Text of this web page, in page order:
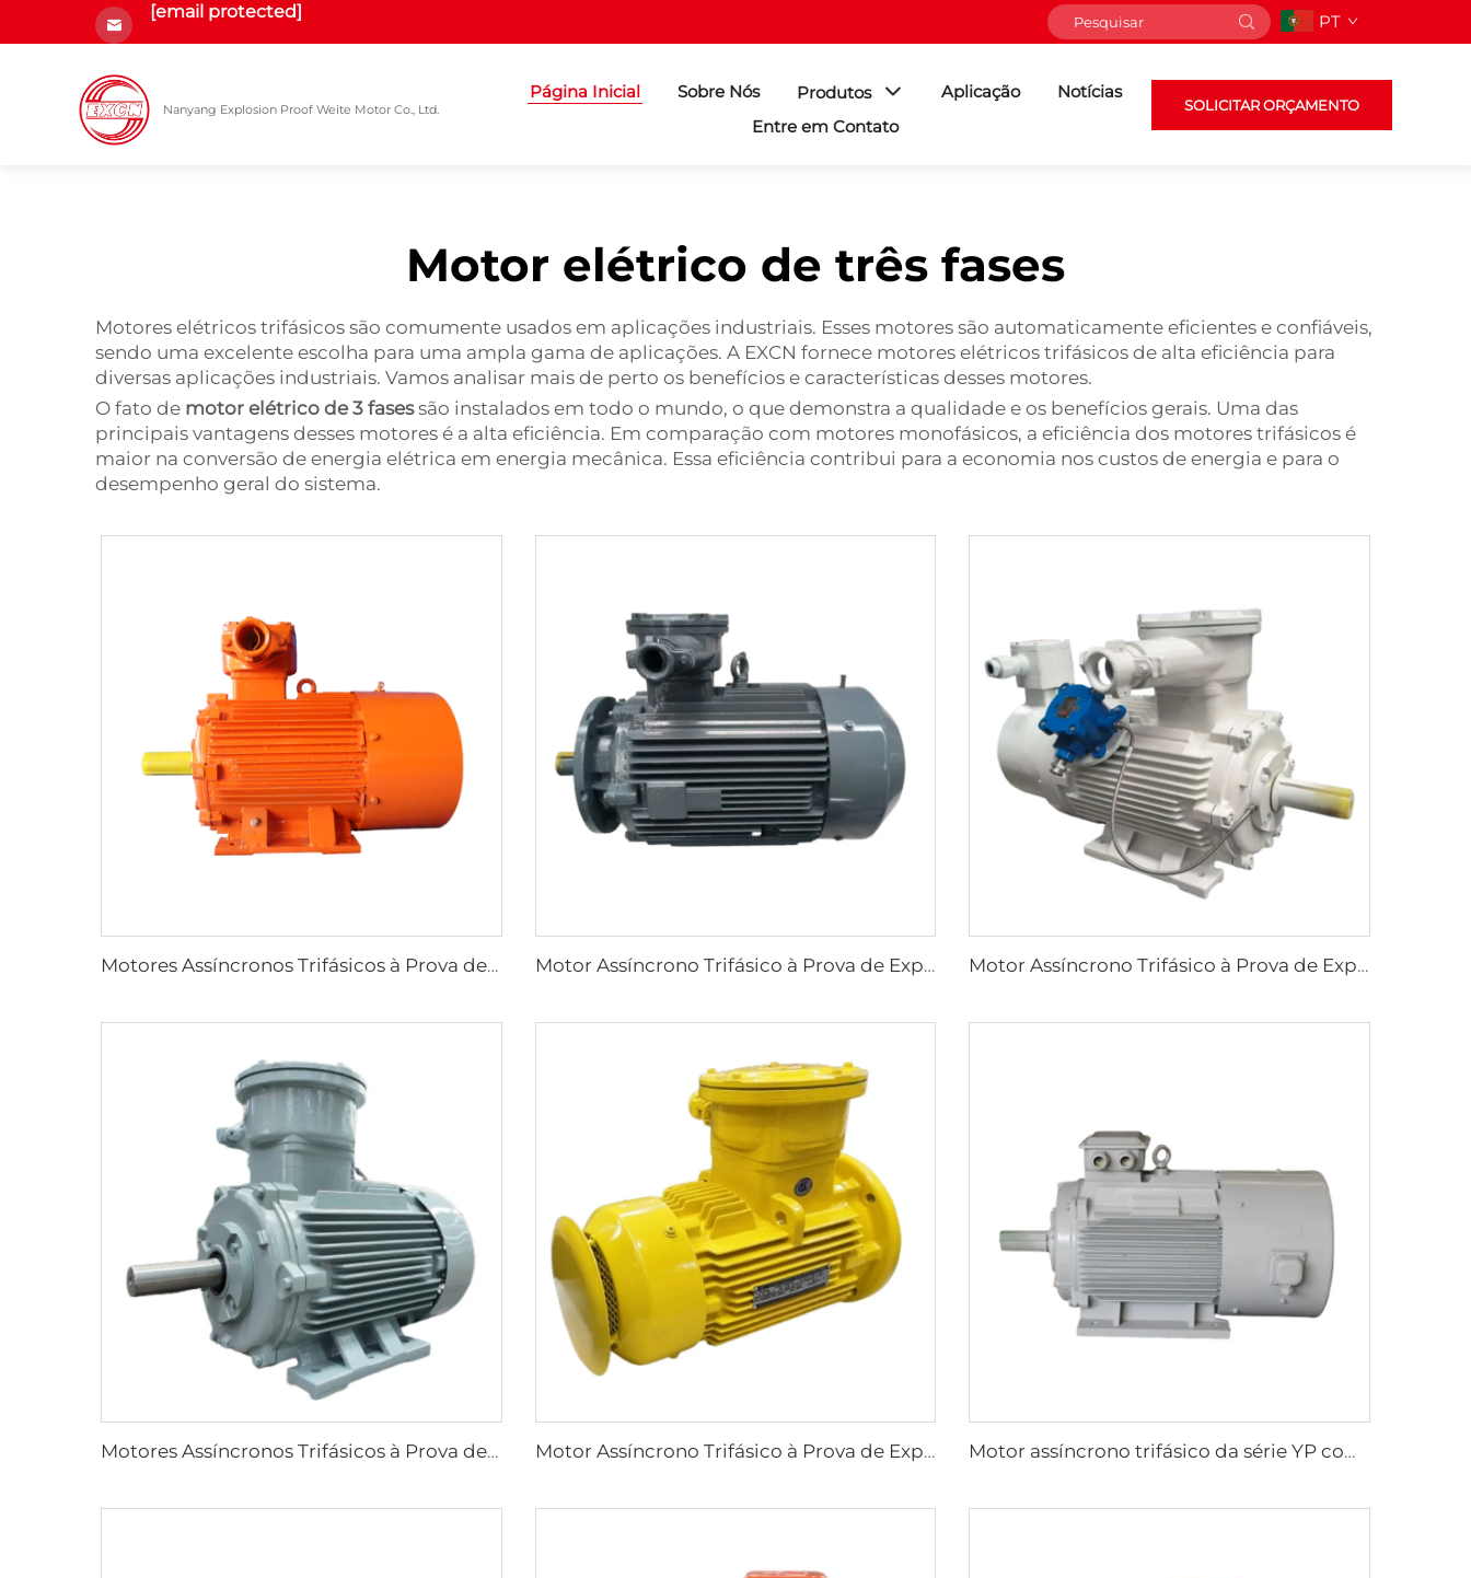
[email protected] PT
Nanyang Explosion Proof Weite Motor Co., Ltd.
Página Inicial Sobre Nós Produtos Aplicação
Notícias
Entre em Contato
SOLICITAR ORÇAMENTO
Motor elétrico de três fases
Motores elétricos trifásicos são comumente usados em aplicações industriais. Esses motores são automaticamente eficientes e confiáveis,
sendo uma excelente escolha para uma ampla gama de aplicações. A EXCN fornece motores elétricos trifásicos de alta eficiência para
diversas aplicações industriais. Vamos analisar mais de perto os benefícios e características desses motores.
O fato de motor elétrico de 3 fasessão instalados em todo o mundo, o que demonstra a qualidade e os benefícios gerais. Uma das
principais vantagens desses motores é a alta eficiência. Em comparação com motores monofásicos, a eficiência dos motores trifásicos é
maior na conversão de energia elétrica em energia mecânica. Essa eficiência contribui para a economia nos custos de energia e para o
desempenho geral do sistema.
Motores Assíncronos Trifásicos à Prova de Explosão Série YBK3 para Minas Subterrâneas de Carvão Motor Assíncrono Trifásico à Prova de Explosão de Baixa Tensão de Alta Eficiência Ultra-Alta Série YBX5 Motor Assíncrono Trifásico à Prova de Explosão com Regulação de Velocidade por Frequência Variável Série YBBP
Motores Assíncronos Trifásicos à Prova de Explosão de Alta Eficiência Série YBX3 Motor Assíncrono Trifásico à Prova de Explosão de Baixa Tensão de Alta Eficiência Ultra-Alta Série YBX4 Motor assíncrono trifásico da série YP com regulagem de velocidade por frequência variável